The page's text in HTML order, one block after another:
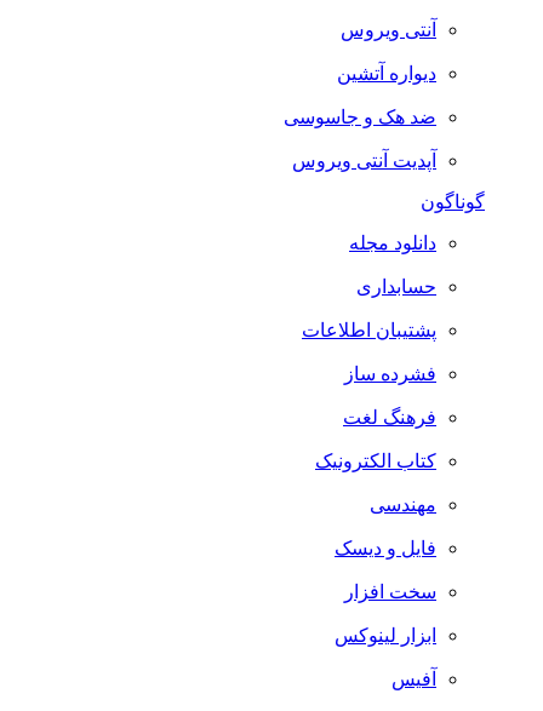
آنتی ویروس
دیواره آتشین
ضد هک و جاسوسی
آپدیت آنتی ویروس
گوناگون
دانلود مجله
حسابداری
پشتیبان اطلاعات
فشرده ساز
فرهنگ لغت
کتاب الکترونیک
مهندسی
فایل و دیسک
سخت افزار
ابزار لینوکس
آفیس